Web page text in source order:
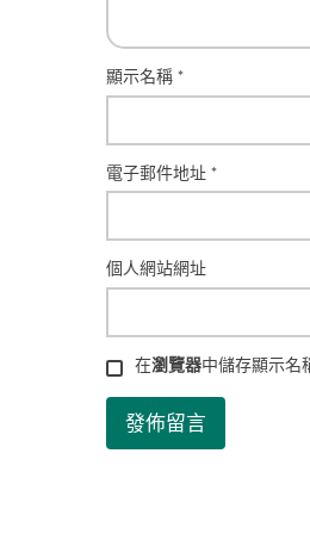
顯示名稱 *
電子郵件地址 *
個人網站網址
在瀏覽器中儲存顯示名